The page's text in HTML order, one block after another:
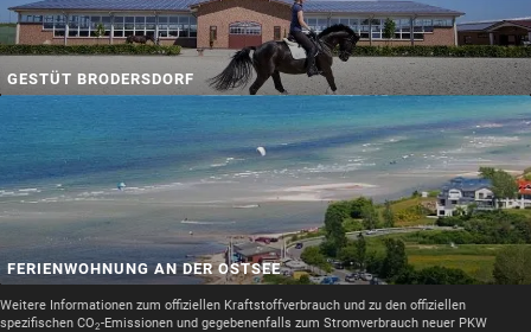
GESTÜT BRODERSDORF
FERIENWOHNUNG AN DER OSTSEE
Weitere Informationen zum offiziellen Kraftstoffverbrauch und zu den offiziellen
spezifischen CO2-Emissionen und gegebenenfalls zum Stromverbrauch neuer PKW